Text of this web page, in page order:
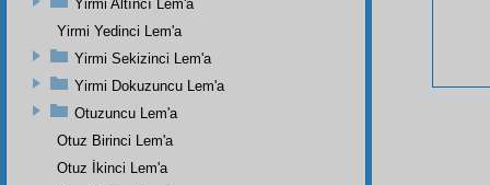
Yirmi Altıncı Lem'a
Yirmi Yedinci Lem'a
Yirmi Sekizinci Lem'a
Yirmi Dokuzuncu Lem'a
Otuzuncu Lem'a
Otuz Birinci Lem'a
Otuz İkinci Lem'a